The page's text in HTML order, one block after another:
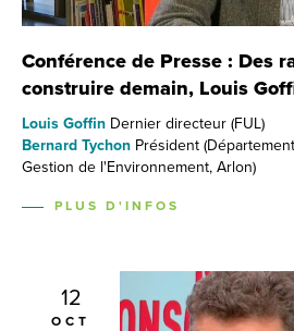
Conférence de Presse : Des
construire demain, Louis
Louis Goffin Dernier directeur (FUL)
Bernard Tychon Président
Gestion de l'Environnement, Arlon)
PLUS D'INFOS
12
OCT